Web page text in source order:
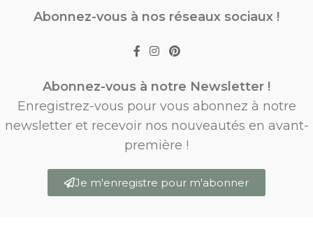
Abonnez-vous à nos réseaux sociaux !
Abonnez-vous à notre Newsletter !
Enregistrez-vous pour vous abonnez à notre
newsletter et recevoir nos nouveautés en avant-
première !
Je m'enregistre pour m'abonner